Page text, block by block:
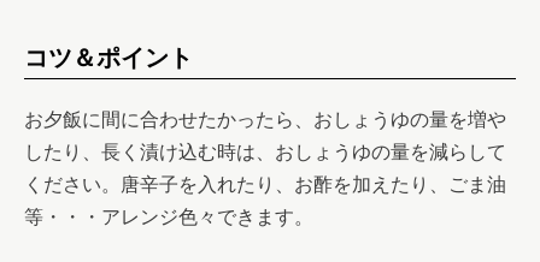
コツ＆ポイント
お夕飯に間に合わせたかったら、おしょうゆの量を増や
したり、長く漬け込む時は、おしょうゆの量を減らして
ください。唐辛子を入れたり、お酢を加えたり、ごま油
等・・・アレンジ色々できます。